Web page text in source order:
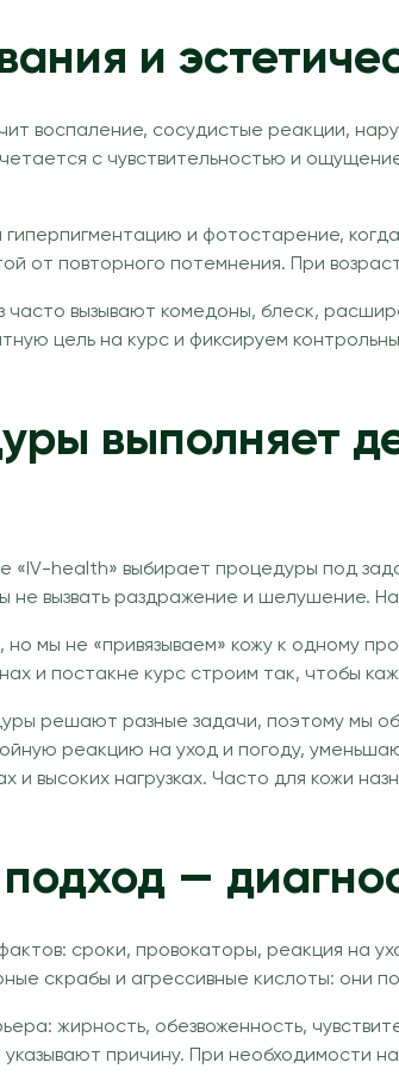
и
воспаление, сосудистые реакции,
с чувствительностью и
и фотостарение,
от повторного потемнения. При
вызывают комедоны, блеск,
цель на курс и фиксируем
выполняет
«IV-health» выбирает процедуры под
не вызвать раздражение и шелушение.
но мы не «привязываем» кожу к одному
и постакне курс строим так, чтобы
решают разные задачи, поэтому мы
реакцию на уход и погоду,
и высоких нагрузках. Часто для кожи
—
сроки, провокаторы, реакция на
скрабы и агрессивные кислоты: они
жирность, обезвоженность,
причину. При необходимости